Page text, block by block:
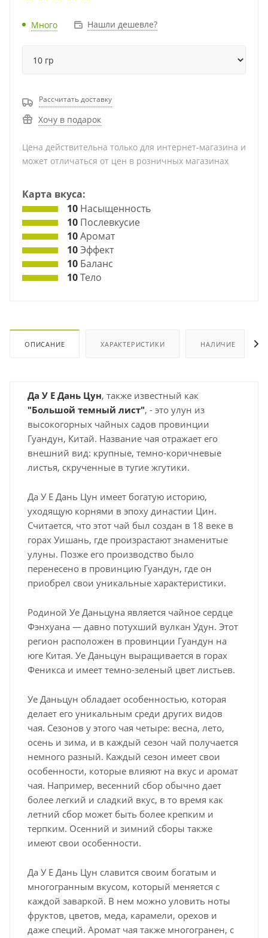
Много Нашли дешевле?
Рассчитать доставку
Хочу в подарок
Цена действительна только для интернет-магазина и
может отличаться от цен в розничных магазинах
Карта вкуса:
10 Насыщенность
10 Послевкусие
10Аромат
10Эффект
10 Баланс
10Тело
ОПИСАНИЕ ХАРАКТЕРИСТИКИ НАЛИЧИЕ
Да У Е Дань Цун, также известный как
"Большой темный лист", - это улун из
высокогорных чайных садов провинции
Гуандун, Китай. Название чая отражает его
внешний вид: крупные, темно-коричневые
листья, скрученные в тугие жгутики.
Да У Е Дань Цун имеет богатую историю,
уходящую корнями в эпоху династии Цин.
Считается, что этот чай был создан в 18 веке в
горах Уишань, где произрастают знаменитые
улуны. Позже его производство было
перенесено в провинцию Гуандун, где он
приобрел свои уникальные характеристики.
Родиной Уе Даньцуна является чайное сердце
Фэнхуана — давно потухший вулкан Удун. Этот
регион расположен в провинции Гуандун на
юге Китая. Уе Даньцун выращивается в горах
Феникса и имеет темно-зеленый цвет листьев.
Уе Даньцун обладает особенностью, которая
делает его уникальным среди других видов
чая. Сезонов у этого чая четыре: весна, лето,
осень и зима, и в каждый сезон чай получается
немного разный. Каждый сезон имеет свои
особенности, которые влияют на вкус и аромат
чая. Например, весенний сбор обычно дает
более легкий и сладкий вкус, в то время как
летний сбор может быть более крепким и
терпким. Осенний и зимний сборы также
имеют свои особенности.
Да У Е Дань Цун славится своим богатым и
многогранным вкусом, который меняется с
каждой заваркой. В нем можно уловить ноты
фруктов, цветов, меда, карамели, орехов и
даже специй. Аромат чая также многогранен, с